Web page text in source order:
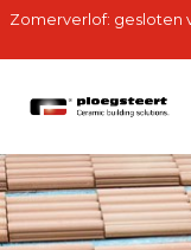
Zomerverlof: gesloten